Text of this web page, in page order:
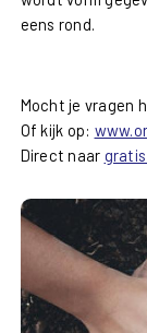
eens rond.
Mocht je vragen
Of kijk op:
Direct naar